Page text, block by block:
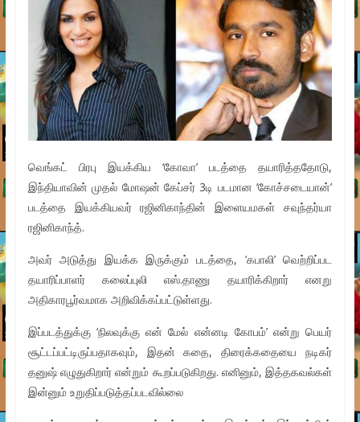
வெங்கட் பிரபு இயக்கிய ‘கோவா’ படத்தை தயாரித்ததோடு,
இந்தியாவின் முதல் மோஷன் கேப்சர் 3டி படமான ‘கோச்சடையான்’
படத்தை இயக்கியவர் ரஜினிகாந்தின் இளையமகள் சவுந்தர்யா
ரஜினிகாந்த்.
அவர் அடுத்து இயக்க இருக்கும் படத்தை, ‘கபாலி’ வெற்றிப்பட
தயாரிப்பாளர் கலைப்புலி எஸ்.தாணு தயாரிக்கிறார் எனறு
அதிகாரபூர்வமாக அறிவிக்கப்பட்டுள்ளது.
இப்படத்துக்கு ‘நிலவுக்கு என் மேல் என்னடி கோபம்’ என்று பெயர்
சூட்டப்பட்டிருப்பதாகவும், இதன் கதை, திரைக்கதையை நடிகர்
தனுஷ் எழுதுகிறார் என்றும் கூறப்படுகிறது. எனினும், இத்தகவல்கள்
இன்னும் உறுதிப்படுத்தப்படவில்லை